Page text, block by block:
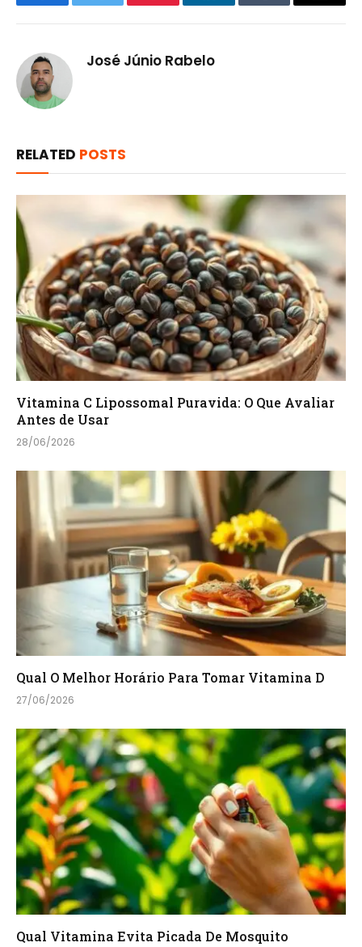
FacebookTwitter Pinterest LinkedInTumblr Email
José Júnio Rabelo
RELATED POSTS
Vitamina C Lipossomal Puravida: O Que Avaliar
Antes de Usar
28/06/2026
Qual O Melhor Horário Para Tomar Vitamina D
27/06/2026
Qual Vitamina Evita Picada De Mosquito